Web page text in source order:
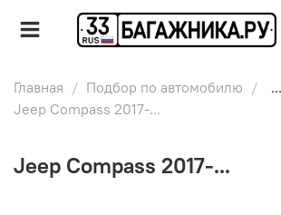
Главная Подбор по автомобилю
...
Jeep Compass 2017-...
Jeep Compass 2017-...